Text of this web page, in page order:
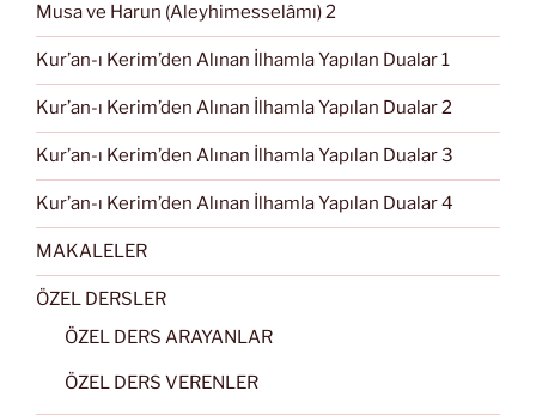
Musa ve Harun (Aleyhimesselâmı) 2
Kur’an-ı Kerim’den Alınan İlhamla Yapılan Dualar 1
Kur’an-ı Kerim’den Alınan İlhamla Yapılan Dualar 2
Kur’an-ı Kerim’den Alınan İlhamla Yapılan Dualar 3
Kur’an-ı Kerim’den Alınan İlhamla Yapılan Dualar 4
MAKALELER
ÖZEL DERSLER
ÖZEL DERS ARAYANLAR
ÖZEL DERS VERENLER